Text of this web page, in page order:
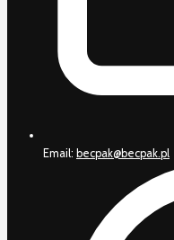
Email: becpak@becpak.pl